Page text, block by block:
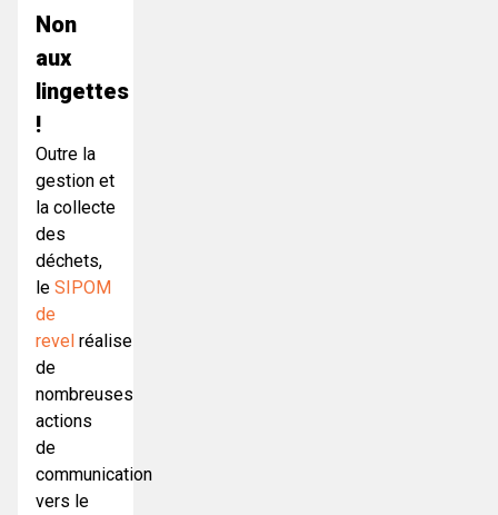
Non
aux
lingettes
!
Outre la
gestion et
la collecte
des
déchets,
le SIPOM
de
revel réalise
de
nombreuses
actions
de
communication
vers le